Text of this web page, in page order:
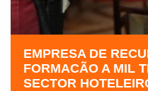
EMPRESA DE
FORMACÃO A MIL
SECTOR